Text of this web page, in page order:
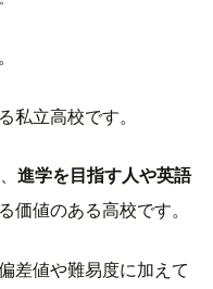
私立高校です。
進学を目指す人や英語
価値のある高校です。
差値や難易度に加えて